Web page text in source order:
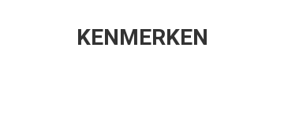
KENMERKEN